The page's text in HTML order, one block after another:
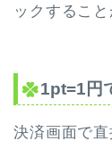
ックするこ
1pt=1円
決済画面で